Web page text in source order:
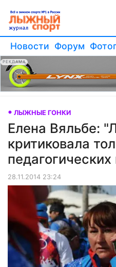
Новости Форум
РЕКЛАМА
ЛЫЖНЫЕ ГОНКИ
Елена Вяльбе:
критиковала
28.11.2014 23:24